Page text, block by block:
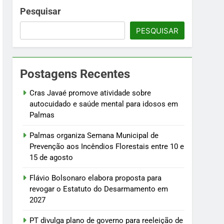
em 2027
manutenção do arcabouço fiscal
8
Irajá
Pesquisar
PESQUISAR
Postagens Recentes
Cras Javaé promove atividade sobre
autocuidado e saúde mental para idosos em
Palmas
Palmas organiza Semana Municipal de
Prevenção aos Incêndios Florestais entre 10 e
15 de agosto
Flávio Bolsonaro elabora proposta para
revogar o Estatuto do Desarmamento em
2027
PT divulga plano de governo para reeleição de